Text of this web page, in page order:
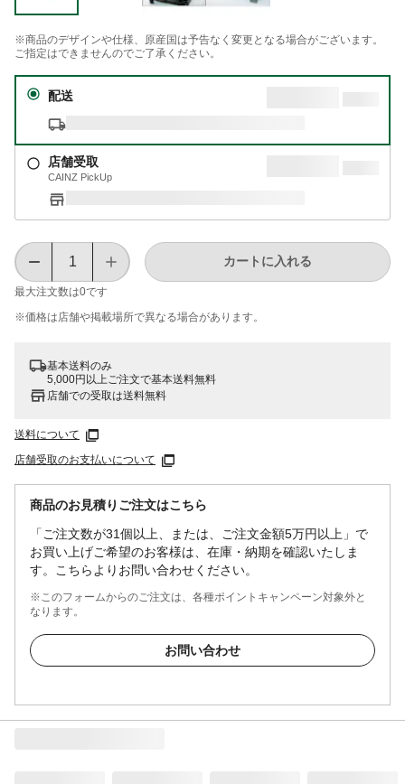
※商品のデザインや仕様、原産国は予告なく変更となる場合がございます。
ご指定はできませんのでご了承ください。
配送
店舗受取
CAINZ PickUp
最大注文数は0です
カートに入れる
※価格は​店舗や​掲載場所で​異なる​場合が​あります。
基本送料のみ
5,000円以上ご注文で基本送料無料
店舗での受取は送料無料
送料について
店舗受取のお支払いについて
商品のお見積りご注文はこちら
「ご注文数が31個以上、または、ご注文金額5万円以上」で
お買い上げご希望のお客様は、在庫・納期を確認いたしま
す。こちらよりお問い合わせください。
※このフォームからのご注文は、各種ポイントキャンペーン対象外と
なります。
お問い合わせ